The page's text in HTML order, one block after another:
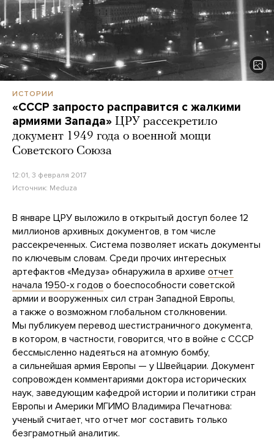
ИСТОРИИ
«СССР запросто расправится с жалкими
армиями Запада» ЦРУ рассекретило
документ 1949 года о военной мощи
Советского Союза
12:01, 3 февраля 2017
Источник: Meduza
В январе ЦРУ выложило в открытый доступ более 12
миллионов архивных документов, в том числе
рассекреченных. Система позволяет искать документы
по ключевым словам. Среди прочих интересных
артефактов «Медуза» обнаружила в архиве отчет
начала 1950-х годов о боеспособности советской
армии и вооруженных сил стран Западной Европы,
а также о возможном глобальном столкновении.
Мы публикуем перевод шестистраничного документа,
в котором, в частности, говорится, что в войне с СССР
бессмысленно надеяться на атомную бомбу,
а сильнейшая армия Европы — у Швейцарии. Документ
сопровожден комментариями доктора исторических
наук, заведующим кафедрой истории и политики стран
Европы и Америки МГИМО Владимира Печатнова:
ученый считает, что отчет мог составить только
безграмотный аналитик.